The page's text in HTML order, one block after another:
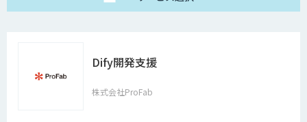
Dify開発支援
株式会社ProFab